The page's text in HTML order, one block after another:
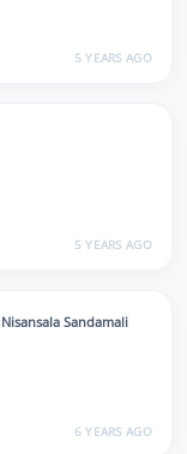
5 YEARS AGO
5 YEARS AGO
Nisansala Sandamali
6 YEARS AGO